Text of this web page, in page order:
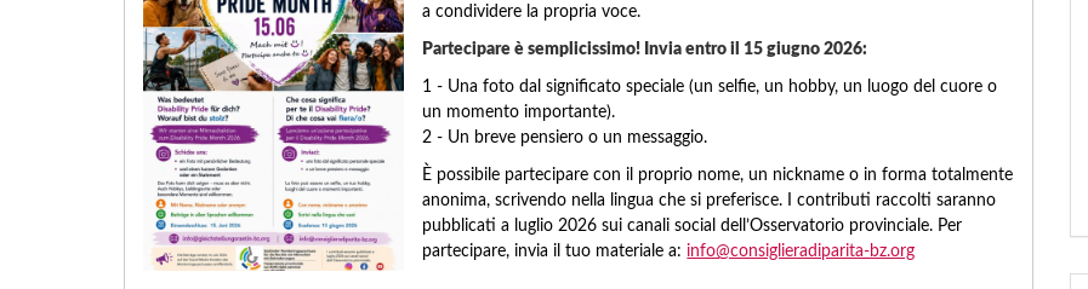
a condividere la propria voce.
Partecipare è semplicissimo! Invia entro il 15 giugno 2026:
1 - Una foto dal significato speciale (un selfie, un hobby, un luogo del cuore o
un momento importante).
2 - Un breve pensiero o un messaggio.
È possibile partecipare con il proprio nome, un nickname o in forma totalmente
anonima, scrivendo nella lingua che si preferisce. I contributi raccolti saranno
pubblicati a luglio 2026 sui canali social dell’Osservatorio provinciale. Per
partecipare, invia il tuo materiale a: info@consiglieradiparita-bz.org